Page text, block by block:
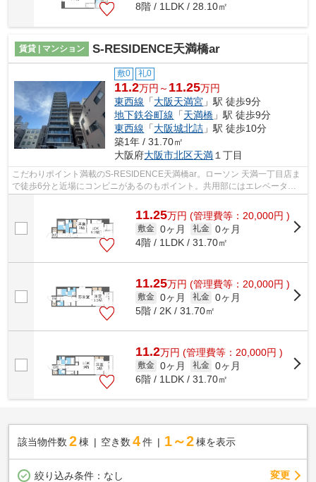
8階 / 1LDK / 28.10㎡
賃貸 | マンション S-RESIDENCE天満橋ar
敷0 礼0
11.2万円～ 11.25万円
東西線 「大阪天満宮 」駅 徒歩9分
地下鉄谷町線 「天満橋 」駅 徒歩9分
東西線 「大阪城北詰 」駅 徒歩10分
築1年 / 31.70㎡
大阪府大阪市北区天満１丁目
こだわりポイント満載のS-RESIDENCE天満橋ar。ローソン 天満一丁目店ま
で徒歩6分と近場にコンビニがあるのもポイント。共用部にはエレベータ・
11.25万円 (管理費等：20,000円 )
敷金 0ヶ月 礼金 0ヶ月
4階 / 1LDK / 31.70㎡
11.25万円 (管理費等：20,000円 )
敷金 0ヶ月 礼金 0ヶ月
5階 / 2K / 31.70㎡
11.2万円 (管理費等：20,000円 )
敷金 0ヶ月 礼金 0ヶ月
6階 / 1LDK / 31.70㎡
該当物件数 2棟 空き数 4 件 1～2 棟を表示
絞り込み条件： なし 変更